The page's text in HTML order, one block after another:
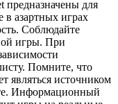
предназначены для
в азартных играх
Соблюдайте
игры. При
Помните, что
являться источником
Информационный